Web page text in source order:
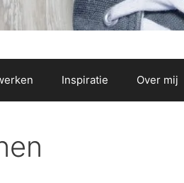
Inspiratie Over mij